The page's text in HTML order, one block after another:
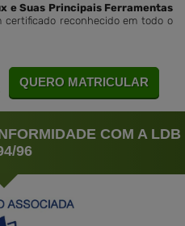
e Suas Principais Ferramentas
certificado reconhecido em todo o
QUERO MATRICULAR
COM A LDB
96